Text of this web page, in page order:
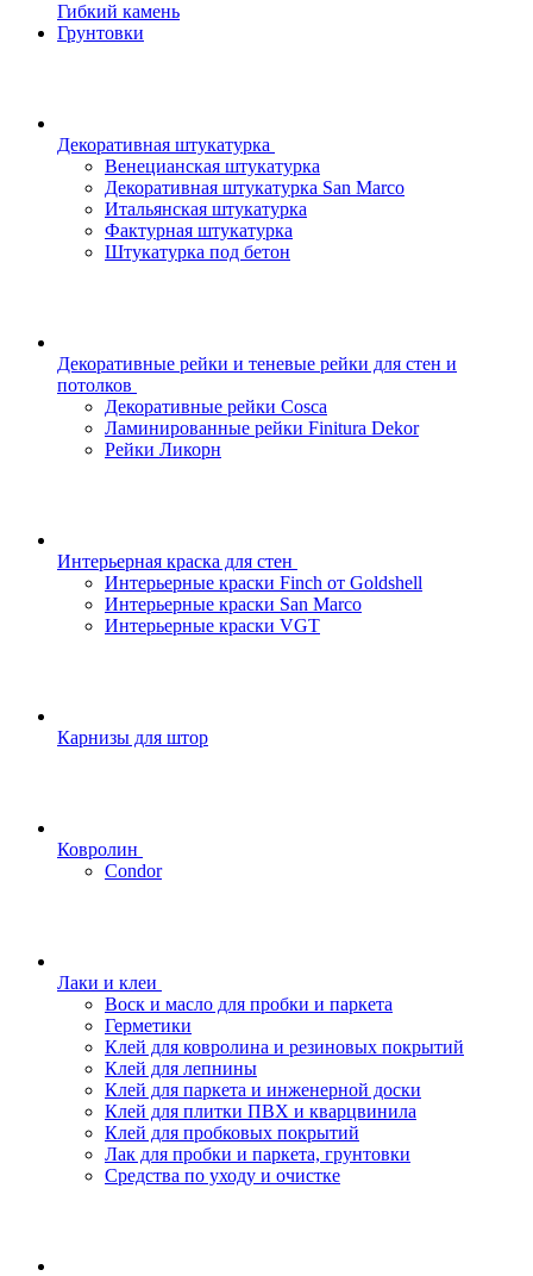
Гибкий камень
Грунтовки
Декоративная штукатурка
Венецианская штукатурка
Декоративная штукатурка San Marco
Итальянская штукатурка
Фактурная штукатурка
Штукатурка под бетон
Декоративные рейки и теневые рейки для стен и
потолков
Декоративные рейки Cosca
Ламинированные рейки Finitura Dekor
Рейки Ликорн
Интерьерная краска для стен
Интерьерные краски Finch от Goldshell
Интерьерные краски San Marco
Интерьерные краски VGT
Карнизы для штор
Ковролин
Condor
Лаки и клеи
Воск и масло для пробки и паркета
Герметики
Клей для ковролина и резиновых покрытий
Клей для лепнины
Клей для паркета и инженерной доски
Клей для плитки ПВХ и кварцвинила
Клей для пробковых покрытий
Лак для пробки и паркета, грунтовки
Средства по уходу и очистке